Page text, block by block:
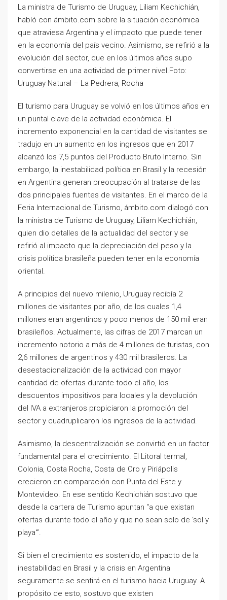
La ministra de Turismo de Uruguay, Liliam Kechichián,
habló con ámbito.com sobre la situación económica
que atraviesa Argentina y el impacto que puede tener
en la economía del país vecino. Asimismo, se refirió a la
evolución del sector, que en los últimos años supo
convertirse en una actividad de primer nivel.Foto:
Uruguay Natural – La Pedrera, Rocha
El turismo para Uruguay se volvió en los últimos años en
un puntal clave de la actividad económica. El
incremento exponencial en la cantidad de visitantes se
tradujo en un aumento en los ingresos que en 2017
alcanzó los 7,5 puntos del Producto Bruto Interno. Sin
embargo, la inestabilidad política en Brasil y la recesión
en Argentina generan preocupación al tratarse de las
dos principales fuentes de visitantes. En el marco de la
Feria Internacional de Turismo, ámbito.com dialogó con
la ministra de Turismo de Uruguay, Liliam Kechichián,
quien dio detalles de la actualidad del sector y se
refirió al impacto que la depreciación del peso y la
crisis política brasileña pueden tener en la economía
oriental.
A principios del nuevo milenio, Uruguay recibía 2
millones de visitantes por año, de los cuales 1,4
millones eran argentinos y poco menos de 150 mil eran
brasileños. Actualmente, las cifras de 2017 marcan un
incremento notorio a más de 4 millones de turistas, con
2,6 millones de argentinos y 430 mil brasileros. La
desestacionalización de la actividad con mayor
cantidad de ofertas durante todo el año, los
descuentos impositivos para locales y la devolución
del IVA a extranjeros propiciaron la promoción del
sector y cuadruplicaron los ingresos de la actividad.
Asimismo, la descentralización se convirtió en un factor
fundamental para el crecimiento. El Litoral termal,
Colonia, Costa Rocha, Costa de Oro y Piriápolis
crecieron en comparación con Punta del Este y
Montevideo. En ese sentido Kechichián sostuvo que
desde la cartera de Turismo apuntan “a que existan
ofertas durante todo el año y que no sean solo de ‘sol y
playa'”.
Si bien el crecimiento es sostenido, el impacto de la
inestabilidad en Brasil y la crisis en Argentina
seguramente se sentirá en el turismo hacia Uruguay. A
propósito de esto, sostuvo que existen